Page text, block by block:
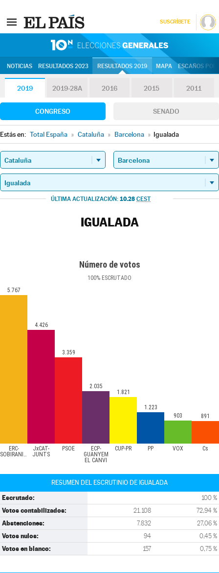
SUSCRÍBETE
NOTICIAS RESULTADOS 2023 RESULTADOS 2019 MAPA ESCAÑOS
2019 2019-28A 2016 2015 2011
CONGRESO SENADO
Estás en: Total España » Cataluña » Barcelona » Igualada
ÚLTIMA ACTUALIZACIÓN: 10.28 CEST
IGUALADA
Número de votos
100% ESCRUTADO
ERC-
SOBIRANISTES
JxCAT-
JUNTS
PSOE
ECP-
GUANYEM
EL CANVI
CUP-PR PP VOX Cs
5.767
4.426
3.359
2.035
1.821
1.223
903
891
RESUMEN DEL ESCRUTINIO DE IGUALADA
Escrutado: 100 %
Votos contabilizados: 21.108 72,94 %
Abstenciones: 7.832 27,06 %
Votos nulos: 94 0,45 %
Votos en blanco: 157 0,75 %